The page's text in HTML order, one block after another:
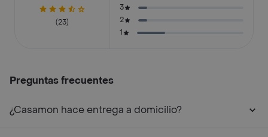
(23)
3
2
1
Preguntas frecuentes
¿Casamon hace entrega a domicilio?